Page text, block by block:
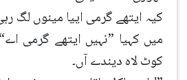
کیہ ایتھے گرمی اییا مینوں لگ
میں کہیا ”نہیں ایتھے گرمی
کوٹ لاہ دیندے آں۔